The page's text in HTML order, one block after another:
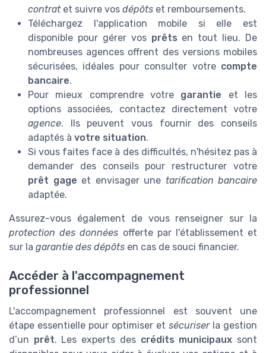
contratet suivre vos dépôts et remboursements.
Téléchargez l'application mobile si elle est
disponible pour gérer vos prêts en tout lieu. De
nombreuses agences offrent des versions mobiles
sécurisées, idéales pour consulter votre compte
bancaire.
Pour mieux comprendre votre garantie et les
options associées, contactez directement votre
agence. Ils peuvent vous fournir des conseils
adaptés à votre situation.
Si vous faites face à des difficultés, n'hésitez pas à
demander des conseils pour restructurer votre
prêt gage et envisager une tarification bancaire
adaptée.
Assurez-vous également de vous renseigner sur la
protection des données offerte par l'établissement et
sur la garantie des dépôts en cas de souci financier.
Accéder à l'accompagnement
professionnel
L'accompagnement professionnel est souvent une
étape essentielle pour optimiser et sécuriserla gestion
d’un prêt. Les experts des crédits municipaux sont